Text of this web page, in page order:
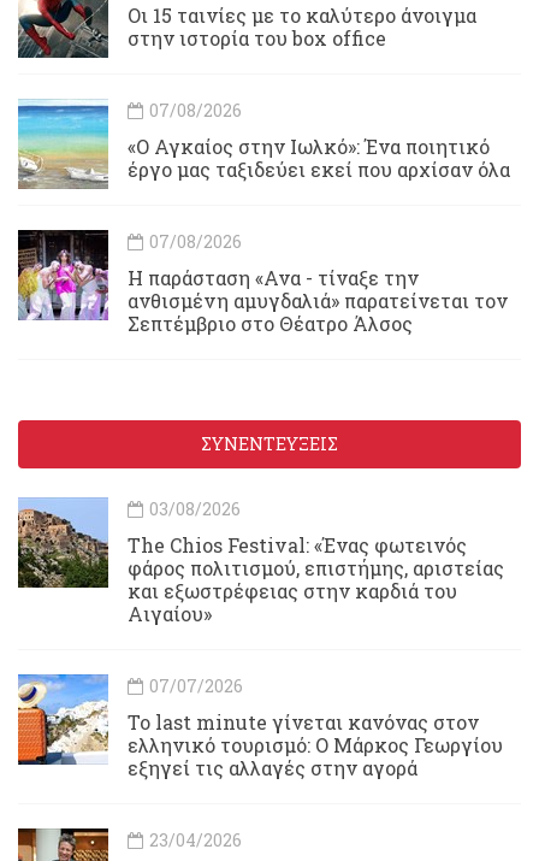
Οι 15 ταινίες με το καλύτερο άνοιγμα
στην ιστορία του box office
07/08/2026
«Ο Αγκαίος στην Ιωλκό»: Ένα ποιητικό
έργο μας ταξιδεύει εκεί που αρχίσαν όλα
07/08/2026
Η παράσταση «Ανα - τίναξε την
ανθισμένη αμυγδαλιά» παρατείνεται τον
Σεπτέμβριο στο Θέατρο Άλσος
ΣΥΝΕΝΤΕΥΞΕΙΣ
03/08/2026
Τhe Chios Festival: «Ένας φωτεινός
φάρος πολιτισμού, επιστήμης, αριστείας
και εξωστρέφειας στην καρδιά του
Αιγαίου»
07/07/2026
Το last minute γίνεται κανόνας στον
ελληνικό τουρισμό: Ο Μάρκος Γεωργίου
εξηγεί τις αλλαγές στην αγορά
23/04/2026